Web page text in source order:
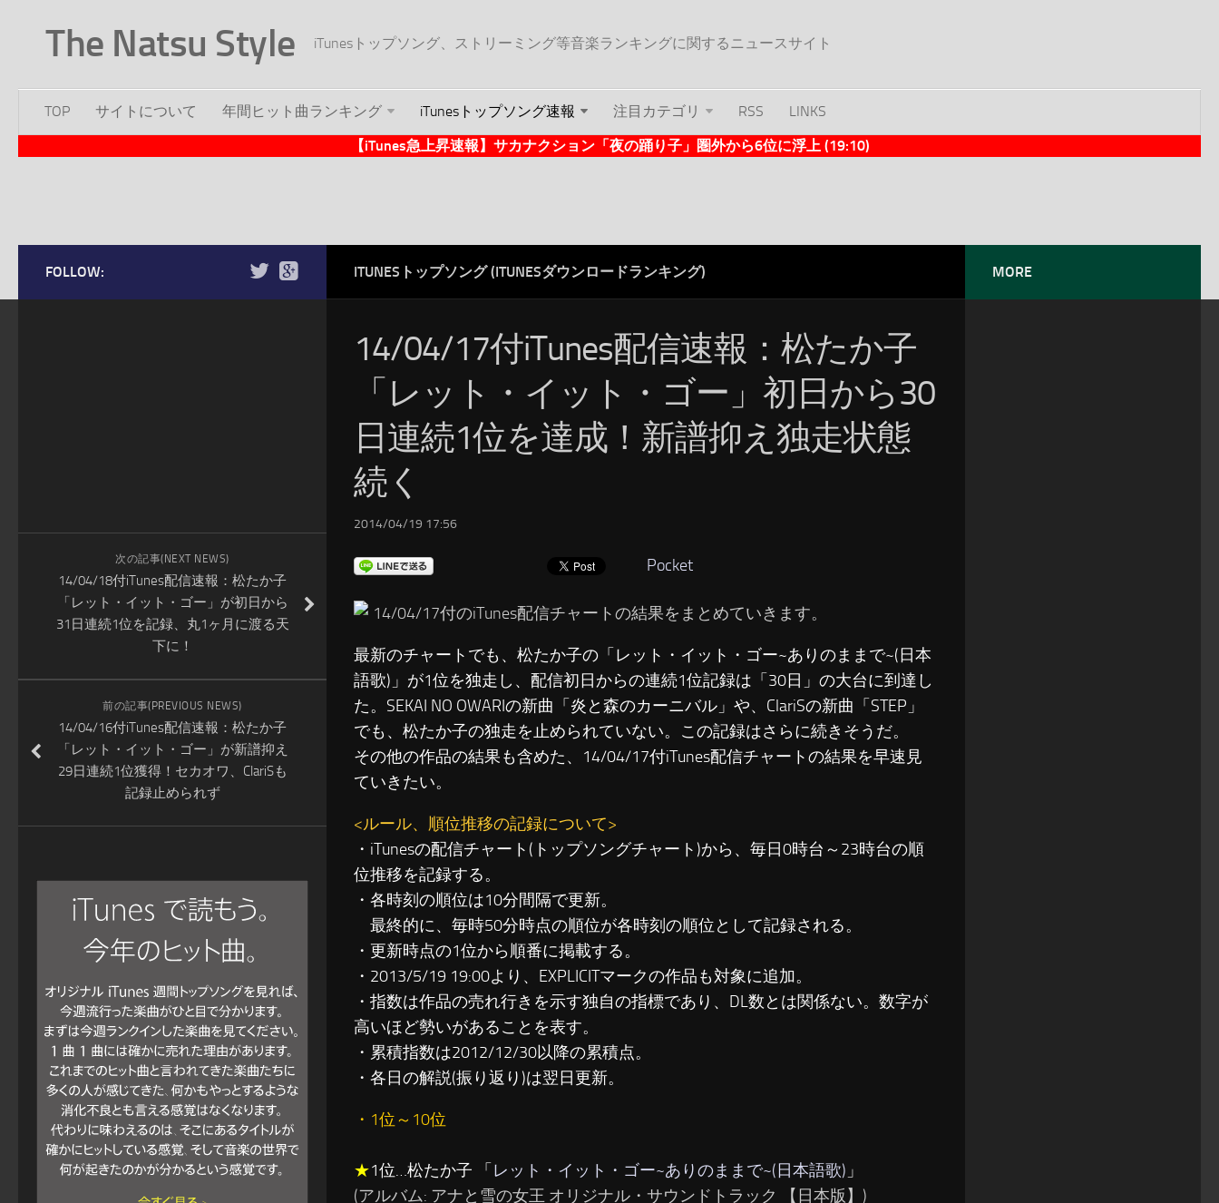
The Natsu Style iTunesトップソング、ストリーミング等音楽ランキングに関するニュースサイト
TOP サイトについて 年間ヒット曲ランキング iTunesトップソング速報 注目カテゴリ RSS
LINKS
【iTunes急上昇速報】サカナクション「夜の踊り子」圏外から6位に浮上 (19:10)
ITUNESトップソング (ITUNESダウンロードランキング)
14/04/17付iTunes配信速報：松たか子
「レット・イット・ゴー」初日から30
日連続1位を達成！新譜抑え独走状態
続く
2014/04/19 17:56
Pocket
14/04/17付のiTunes配信チャートの結果をまとめていきます。
最新のチャートでも、松たか子の「レット・イット・ゴー~ありのままで~(日本
語歌)」が1位を独走し、配信初日からの連続1位記録は「30日」の大台に到達し
た。SEKAI NO OWARIの新曲「炎と森のカーニバル」や、ClariSの新曲「STEP」
でも、松たか子の独走を止められていない。この記録はさらに続きそうだ。
その他の作品の結果も含めた、14/04/17付iTunes配信チャートの結果を早速見
ていきたい。
<ルール、順位推移の記録について>
・iTunesの配信チャート(トップソングチャート)から、毎日0時台～23時台の順
位推移を記録する。
・各時刻の順位は10分間隔で更新。
最終的に、毎時50分時点の順位が各時刻の順位として記録される。
・更新時点の1位から順番に掲載する。
・2013/5/19 19:00より、EXPLICITマークの作品も対象に追加。
・指数は作品の売れ行きを示す独自の指標であり、DL数とは関係ない。数字が
高いほど勢いがあることを表す。
・累積指数は2012/12/30以降の累積点。
・各日の解説(振り返り)は翌日更新。
・1位～10位
★1位…松たか子 「 レット・イット・ゴー~ありのままで~(日本語歌) 」
(アルバム: アナと雪の女王 オリジナル・サウンドトラック 【日本版】)
FOLLOW:
次の記事(NEXT NEWS)
14/04/18付iTunes配信速報：松たか子
「レット・イット・ゴー」が初日から
31日連続1位を記録、丸1ヶ月に渡る天
下に！
前の記事(PREVIOUS NEWS)
14/04/16付iTunes配信速報：松たか子
「レット・イット・ゴー」が新譜抑え
29日連続1位獲得！セカオワ、ClariSも
記録止められず
MORE